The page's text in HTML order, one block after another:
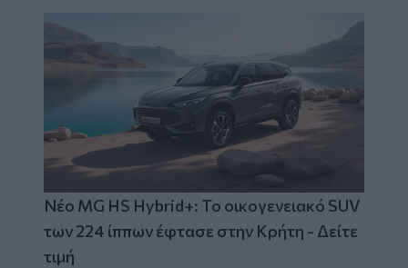
Νέο MG HS Hybrid+: Το οικογενειακό SUV
των 224 ίππων έφτασε στην Κρήτη - Δείτε
τιμή